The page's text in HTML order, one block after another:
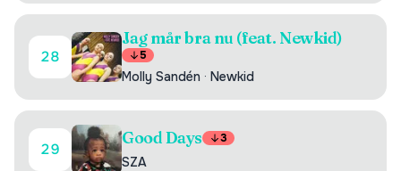
28
Jag mår bra nu (feat. Newkid)
5
Molly Sandén · Newkid
29
Good Days 3
SZA